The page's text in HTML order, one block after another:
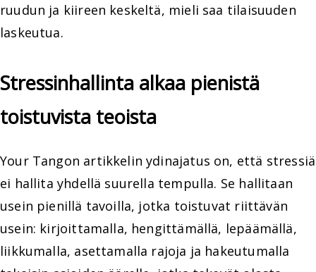
ruudun ja kiireen keskeltä, mieli saa tilaisuuden
laskeutua.
Stressinhallinta alkaa pienistä
toistuvista teoista
Your Tangon artikkelin ydinajatus on, että stressiä
ei hallita yhdellä suurella tempulla. Se hallitaan
usein pienillä tavoilla, jotka toistuvat riittävän
usein: kirjoittamalla, hengittämällä, lepäämällä,
liikkumalla, asettamalla rajoja ja hakeutumalla